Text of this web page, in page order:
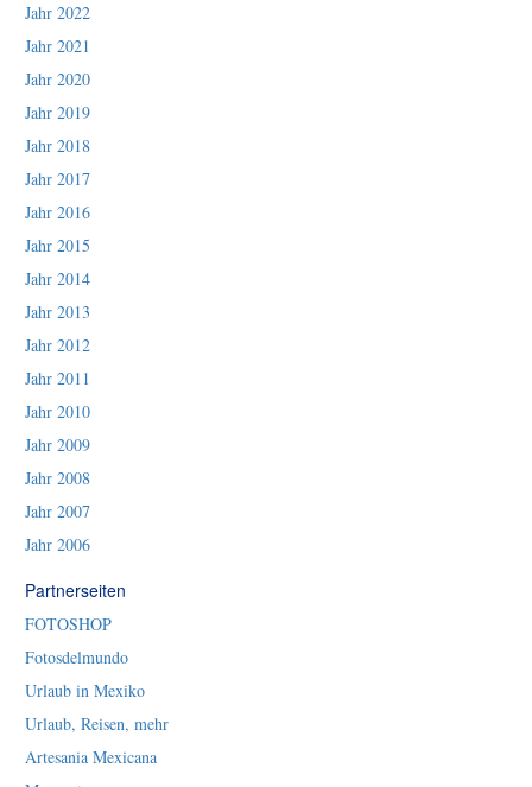
Jahr 2022
Jahr 2021
Jahr 2020
Jahr 2019
Jahr 2018
Jahr 2017
Jahr 2016
Jahr 2015
Jahr 2014
Jahr 2013
Jahr 2012
Jahr 2011
Jahr 2010
Jahr 2009
Jahr 2008
Jahr 2007
Jahr 2006
Partnerseiten
FOTOSHOP
Fotosdelmundo
Urlaub in Mexiko
Urlaub, Reisen, mehr
Artesania Mexicana